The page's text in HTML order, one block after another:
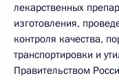
лекарственных
изготовления,
контроля качества,
транспортировки и
Правительством